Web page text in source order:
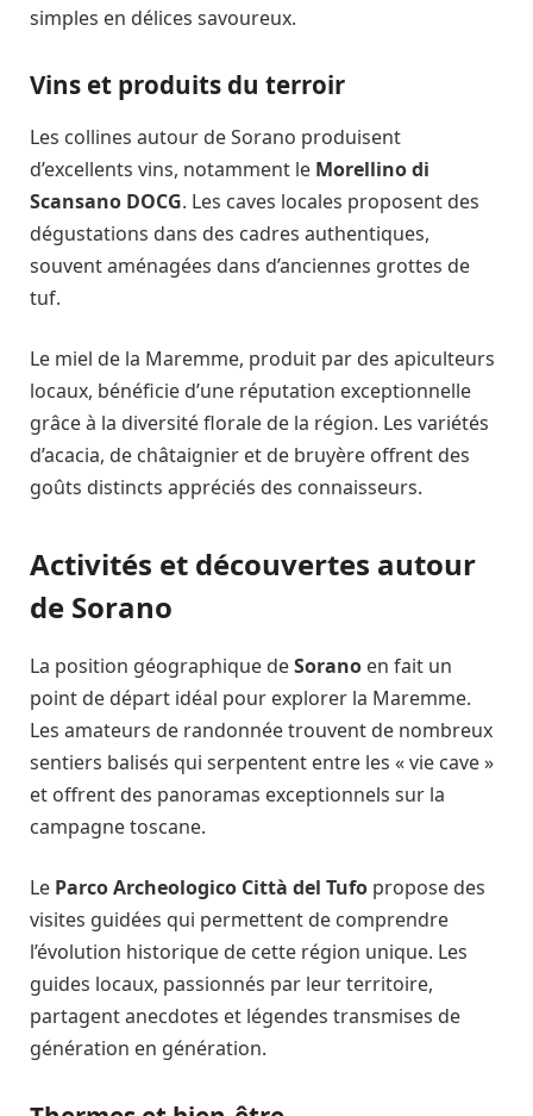
simples en délices savoureux.
Vins et produits du terroir
Les collines autour de Sorano produisent
d’excellents vins, notamment le Morellino di
Scansano DOCG. Les caves locales proposent des
dégustations dans des cadres authentiques,
souvent aménagées dans d’anciennes grottes de
tuf.
Le miel de la Maremme, produit par des apiculteurs
locaux, bénéficie d’une réputation exceptionnelle
grâce à la diversité florale de la région. Les variétés
d’acacia, de châtaignier et de bruyère offrent des
goûts distincts appréciés des connaisseurs.
Activités et découvertes autour
de Sorano
La position géographique deSorano en fait un
point de départ idéal pour explorer la Maremme.
Les amateurs de randonnée trouvent de nombreux
sentiers balisés qui serpentent entre les « vie cave »
et offrent des panoramas exceptionnels sur la
campagne toscane.
Le Parco Archeologico Città del Tufo propose des
visites guidées qui permettent de comprendre
l’évolution historique de cette région unique. Les
guides locaux, passionnés par leur territoire,
partagent anecdotes et légendes transmises de
génération en génération.